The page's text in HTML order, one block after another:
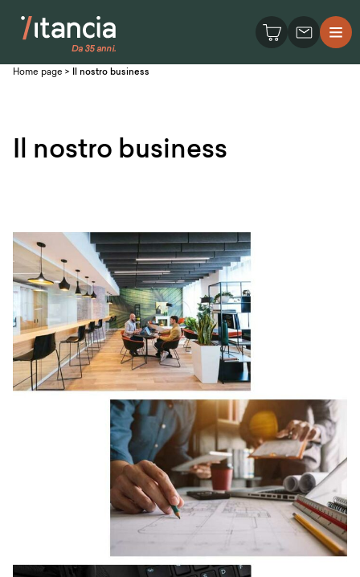
Home page > Il nostro business
Il nostro business